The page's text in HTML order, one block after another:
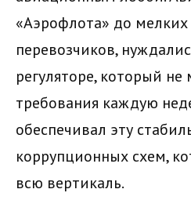
«Аэрофлота» до
перевозчиков,
регуляторе, который не
требования каждую
обеспечивал эту
коррупционных схем,
всю вертикаль.